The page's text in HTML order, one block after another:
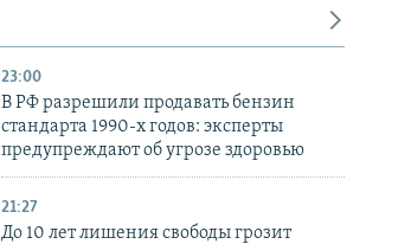
23:00
В РФ разрешили продавать бензин
стандарта 1990-х годов: эксперты
предупреждают об угрозе здоровью
21:27
До 10 лет лишения свободы грозит